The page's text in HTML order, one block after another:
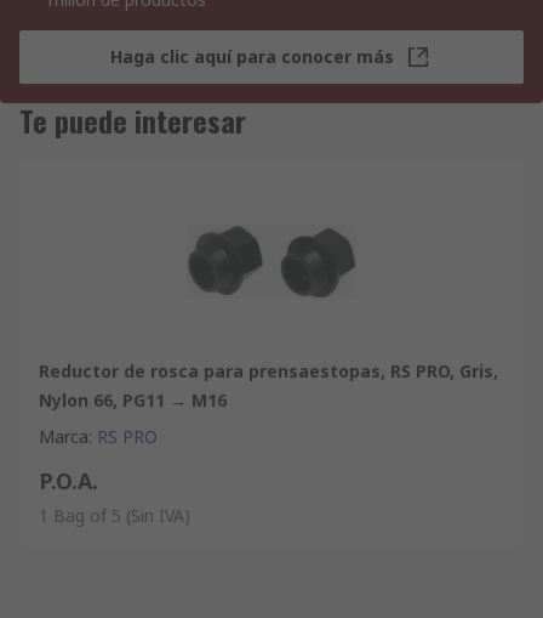
Haga clic aquí para conocer más
Te puede interesar
Reductor de rosca para prensaestopas, RS PRO, Gris,
Nylon 66, PG11 → M16
Marca: RS PRO
P.O.A.
1 Bag of 5 (Sin IVA)